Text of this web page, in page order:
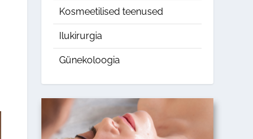
Kosmeetilised teenused
Ilukirurgia
Günekoloogia